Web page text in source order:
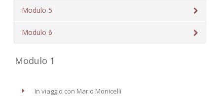
Modulo 5
Modulo 6
Modulo 1
In viaggio con Mario Monicelli